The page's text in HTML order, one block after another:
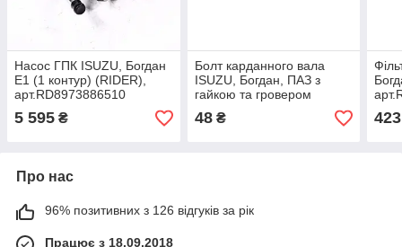
Насос ГПК ISUZU, Богдан
Е1 (1 контур) (RIDER),
арт.RD8973886510
5 595 ₴
Болт карданного вала
ISUZU, Богдан, ПАЗ з
гайкою та гровером
M12х1,25х33 (RIDER),
арт.RD290863-П29
48₴ 423
Про нас
96% позитивних з 126 відгуків за рік
Працює з 18.09.2018